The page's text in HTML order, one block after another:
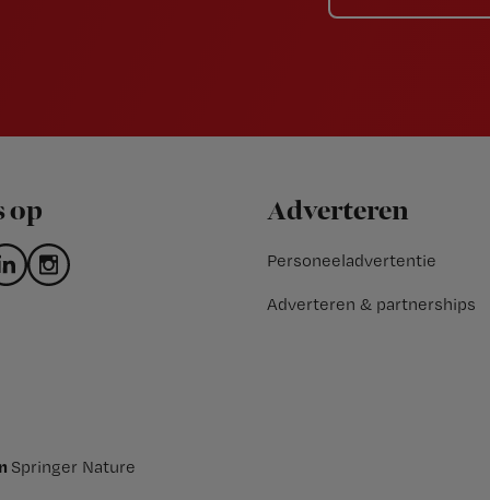
op Adverteren
Personeeladvertentie
Adverteren & partnerships
Springer Nature